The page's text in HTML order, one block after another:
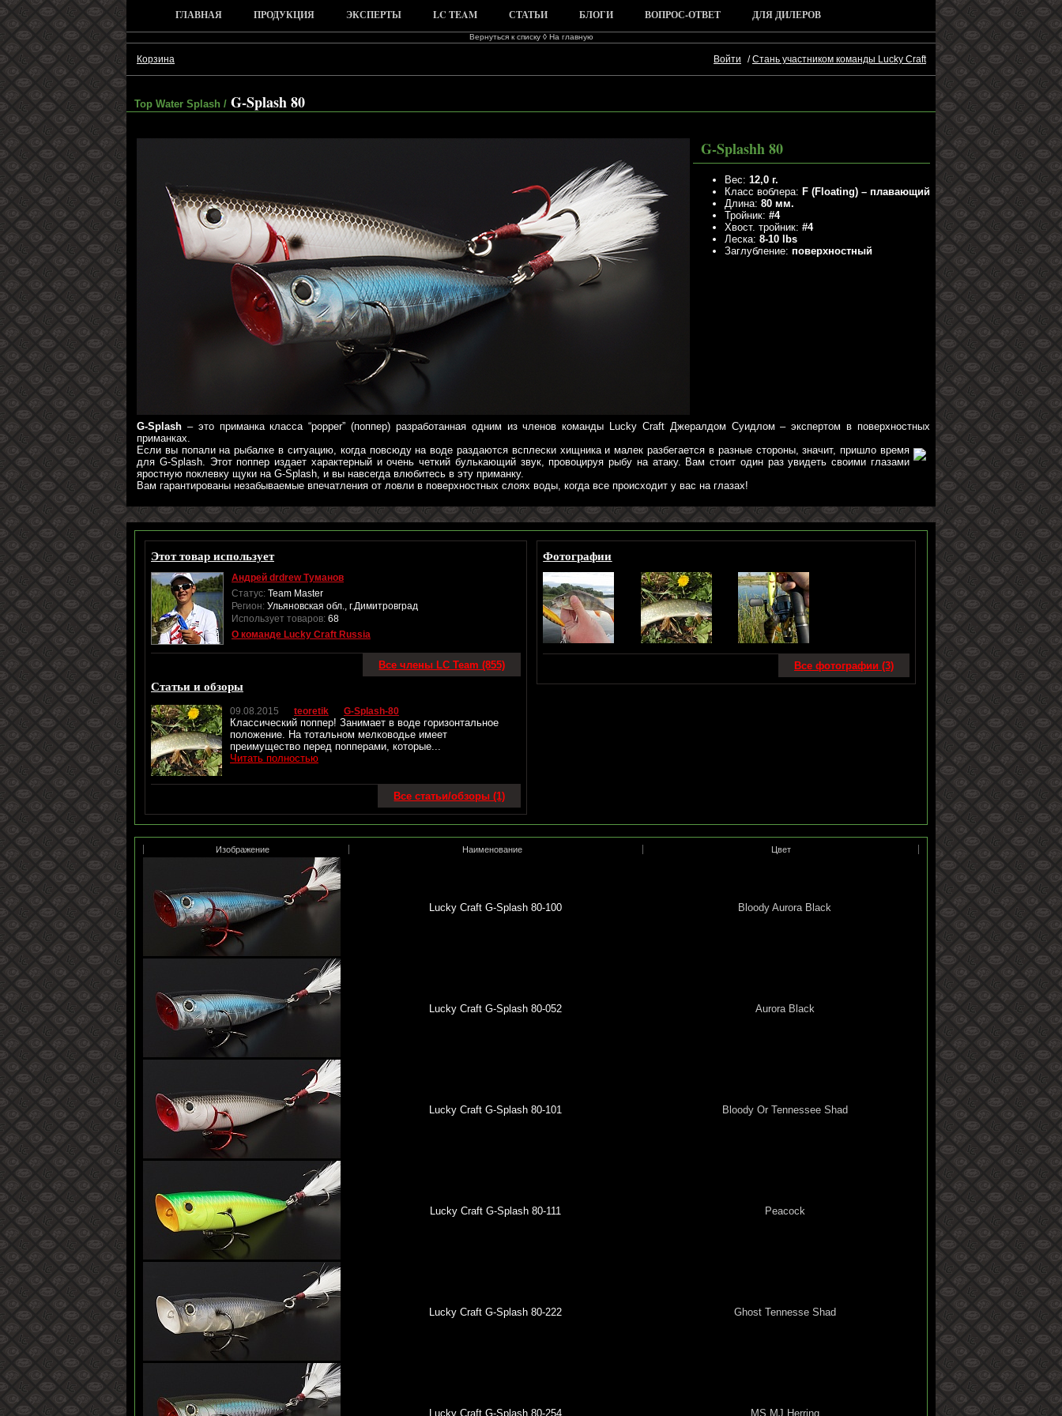
ГЛАВНАЯ ПРОДУКЦИЯ ЭКСПЕРТЫ LC TEAM СТАТЬИ БЛОГИ ВОПРОС-ОТВЕТ ДЛЯ ДИЛЕРОВ
Вернуться к списку◊ На главную
Корзина Войти /Стань участником команды Lucky Craft
Top Water Splash / G-Splash 80
G-Splashh 80
Вес: 12,0 г.
Класс воблера: F (Floating) – плавающий
Длина: 80 мм.
Тройник: #4
Хвост. тройник: #4
Леска: 8-10 lbs
Заглубление: поверхностный
G-Splash – это приманка класса “popper” (поппер) разработанная одним из членов команды Lucky Craft Джералдом Суидлом – экспертом в поверхностных
приманках.
Если вы попали на рыбалке в ситуацию, когда повсюду на воде раздаются всплески хищника и малек разбегается в разные стороны, значит, пришло время
для G-Splash. Этот поппер издает характерный и очень четкий булькающий звук, провоцируя рыбу на атаку. Вам стоит один раз увидеть своими глазами
яростную поклевку щуки на G-Splash, и вы навсегда влюбитесь в эту приманку.
Вам гарантированы незабываемые впечатления от ловли в поверхностных слоях воды, когда все происходит у вас на глазах!
Этот товар использует
Андрей drdrew Туманов
Статус: Team Master
Регион: Ульяновская обл., г.Димитровград
Использует товаров: 68
О команде Lucky Craft Russia
Все члены LC Team (855)
Статьи и обзоры
09.08.2015 teoretik G-Splash-80
Классический поппер! Занимает в воде горизонтальное
положение. На тотальном мелководье имеет
преимущество перед попперами, которые...
Читать полностью
Все статьи/обзоры (1)
Фотографии
Все фотографии (3)
Изображение Наименование Цвет
Lucky Craft G-Splash 80-100 Bloody Aurora Black
Lucky Craft G-Splash 80-052 Aurora Black
Lucky Craft G-Splash 80-101 Bloody Or Tennessee Shad
Lucky Craft G-Splash 80-111 Peacock
Lucky Craft G-Splash 80-222 Ghost Tennesse Shad
Lucky Craft G-Splash 80-254 MS MJ Herring